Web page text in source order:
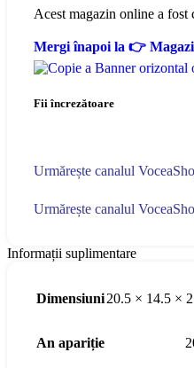
Acest magazin online a fost
Mergi înapoi la 👉
Fii încrezătoare
Urmărește canalul
Urmărește canalul
Informații suplimentare
Dimensiuni20.5 × 14.5 ×
An apariție